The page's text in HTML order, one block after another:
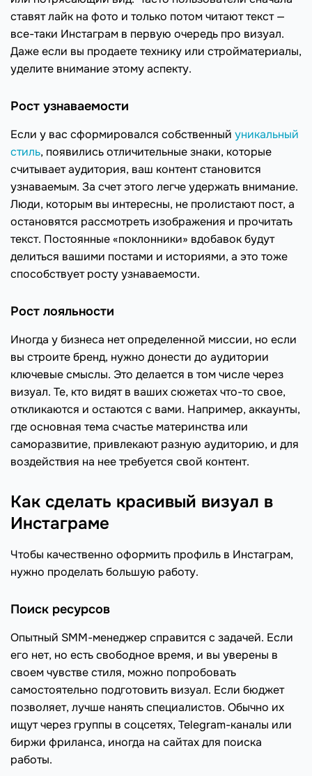
ставят лайк на фото и только потом читают текст —
все-таки Инстаграм в первую очередь про визуал.
Даже если вы продаете технику или стройматериалы,
уделите внимание этому аспекту.
Рост узнаваемости
Если у вас сформировался собственный уникальный
стиль, появились отличительные знаки, которые
считывает аудитория, ваш контент становится
узнаваемым. За счет этого легче удержать внимание.
Люди, которым вы интересны, не пролистают пост, а
остановятся рассмотреть изображения и прочитать
текст. Постоянные «поклонники» вдобавок будут
делиться вашими постами и историями, а это тоже
способствует росту узнаваемости.
Рост лояльности
Иногда у бизнеса нет определенной миссии, но если
вы строите бренд, нужно донести до аудитории
ключевые смыслы. Это делается в том числе через
визуал. Те, кто видят в ваших сюжетах что-то свое,
откликаются и остаются с вами. Например, аккаунты,
где основная тема счастье материнства или
саморазвитие, привлекают разную аудиторию, и для
воздействия на нее требуется свой контент.
Как сделать красивый визуал в
Инстаграме
Чтобы качественно оформить профиль в Инстаграм,
нужно проделать большую работу.
Поиск ресурсов
Опытный SMM-менеджер справится с задачей. Если
его нет, но есть свободное время, и вы уверены в
своем чувстве стиля, можно попробовать
самостоятельно подготовить визуал. Если бюджет
позволяет, лучше нанять специалистов. Обычно их
ищут через группы в соцсетях, Telegram-каналы или
биржи фриланса, иногда на сайтах для поиска
работы.